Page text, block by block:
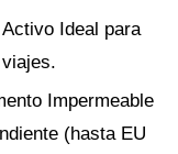
Ideal para
Impermeable
(hasta EU